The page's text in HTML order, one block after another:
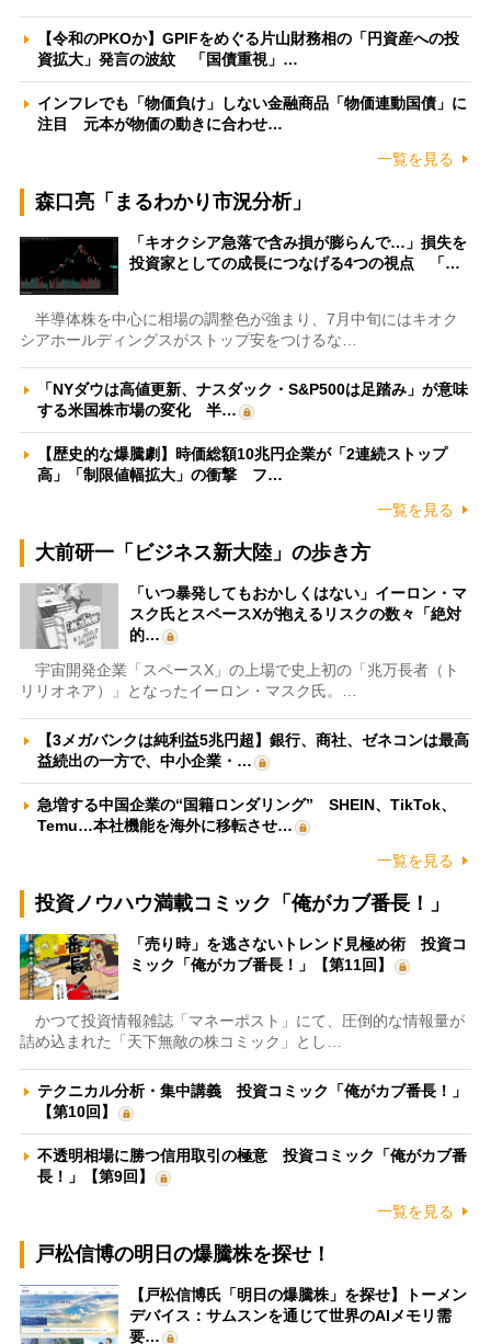
【令和のPKOか】GPIFをめぐる片山財務相の「円資産への投
資拡大」発言の波紋 「国債重視」…
インフレでも「物価負け」しない金融商品「物価連動国債」に
注目 元本が物価の動きに合わせ…
一覧を見る
森口亮「まるわかり市況分析」
「キオクシア急落で含み損が膨らんで…」損失を
投資家としての成長につなげる4つの視点 「…
半導体株を中心に相場の調整色が強まり、7月中旬にはキオク
シアホールディングスがストップ安をつけるな…
「NYダウは高値更新、ナスダック・S&P500は足踏み」が意味
する米国株市場の変化 半…
【歴史的な爆騰劇】時価総額10兆円企業が「2連続ストップ
高」「制限値幅拡大」の衝撃 フ…
一覧を見る
大前研一「ビジネス新大陸」の歩き方
「いつ暴発してもおかしくはない」イーロン・マ
スク氏とスペースXが抱えるリスクの数々「絶対
的…
宇宙開発企業「スペースX」の上場で史上初の「兆万長者（ト
リリオネア）」となったイーロン・マスク氏。…
【3メガバンクは純利益5兆円超】銀行、商社、ゼネコンは最高
益続出の一方で、中小企業・…
急増する中国企業の“国籍ロンダリング” SHEIN、TikTok、
Temu…本社機能を海外に移転させ…
一覧を見る
投資ノウハウ満載コミック「俺がカブ番長！」
「売り時」を逃さないトレンド見極め術 投資コ
ミック「俺がカブ番長！」【第11回】
かつて投資情報雑誌「マネーポスト」にて、圧倒的な情報量が
詰め込まれた「天下無敵の株コミック」とし…
テクニカル分析・集中講義 投資コミック「俺がカブ番長！」
【第10回】
不透明相場に勝つ信用取引の極意 投資コミック「俺がカブ番
長！」【第9回】
一覧を見る
戸松信博の明日の爆騰株を探せ！
【戸松信博氏「明日の爆騰株」を探せ】トーメン
デバイス：サムスンを通じて世界のAIメモリ需
要…